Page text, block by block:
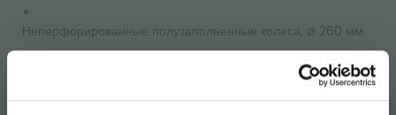
Неперфорированные полузаполненные колеса, ø 260 мм.
Добавление двух центральных усилений, которые дают